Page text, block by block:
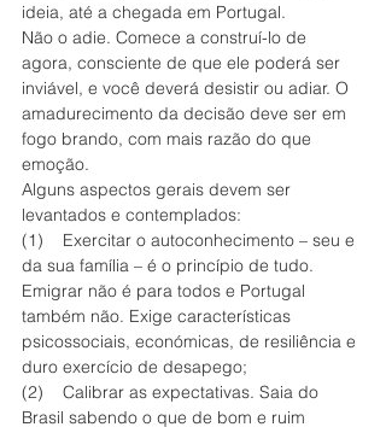
ideia, até a chegada em Portugal.
Não o adie. Comece a construí-lo de
agora, consciente de que ele poderá ser
inviável, e você deverá desistir ou adiar. O
amadurecimento da decisão deve ser em
fogo brando, com mais razão do que
emoção.
Alguns aspectos gerais devem ser
levantados e contemplados:
(1)    Exercitar o autoconhecimento – seu e
da sua família – é o princípio de tudo.
Emigrar não é para todos e Portugal
também não. Exige características
psicossociais, económicas, de resiliência e
duro exercício de desapego;
(2)    Calibrar as expectativas. Saia do
Brasil sabendo o que de bom e ruim